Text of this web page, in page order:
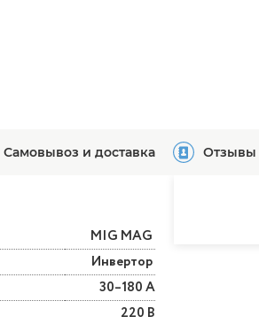
Самовывоз и доставка Отзывы
MIG MAG
Инвертор
30–180 А
220 В